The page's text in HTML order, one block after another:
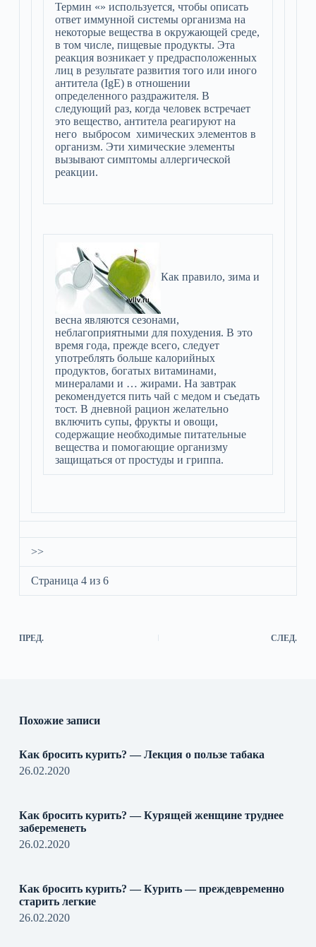
Термин «» используется, чтобы описать
ответ иммунной системы организма на
некоторые вещества в окружающей среде,
в том числе, пищевые продукты. Эта
реакция возникает у предрасположенных
лиц в результате развития того или иного
антитела (IgE) в отношении
определенного раздражителя. В
следующий раз, когда человек встречает
это вещество, антитела реагируют на
него выбросом химических элементов в
организм. Эти химические элементы
вызывают симптомы аллергической
реакции.
Как правило, зима и
весна являются сезонами,
неблагоприятными для похудения. В это
время года, прежде всего, следует
употреблять больше калорийных
продуктов, богатых витаминами,
минералами и … жирами. На завтрак
рекомендуется пить чай с медом и съедать
тост. В дневной рацион желательно
включить супы, фрукты и овощи,
содержащие необходимые питательные
вещества и помогающие организму
защищаться от простуды и гриппа.
>>
Страница 4 из 6
ПРЕД. СЛЕД.
Похожие записи
Как бросить курить? — Лекция о пользе табака
26.02.2020
Как бросить курить? — Курящей женщине труднее
забеременеть
26.02.2020
Как бросить курить? — Курить — преждевременно
старить легкие
26.02.2020